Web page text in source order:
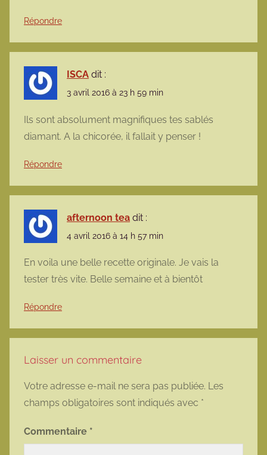
Répondre
ISCA dit :
3 avril 2016 à 23 h 59 min
Ils sont absolument magnifiques tes sablés
diamant. A la chicorée, il fallait y penser !
Répondre
afternoon tea dit :
4 avril 2016 à 14 h 57 min
En voila une belle recette originale. Je vais la
tester très vite. Belle semaine et à bientôt
Répondre
Laisser un commentaire
Votre adresse e-mail ne sera pas publiée. Les
champs obligatoires sont indiqués avec *
Commentaire *